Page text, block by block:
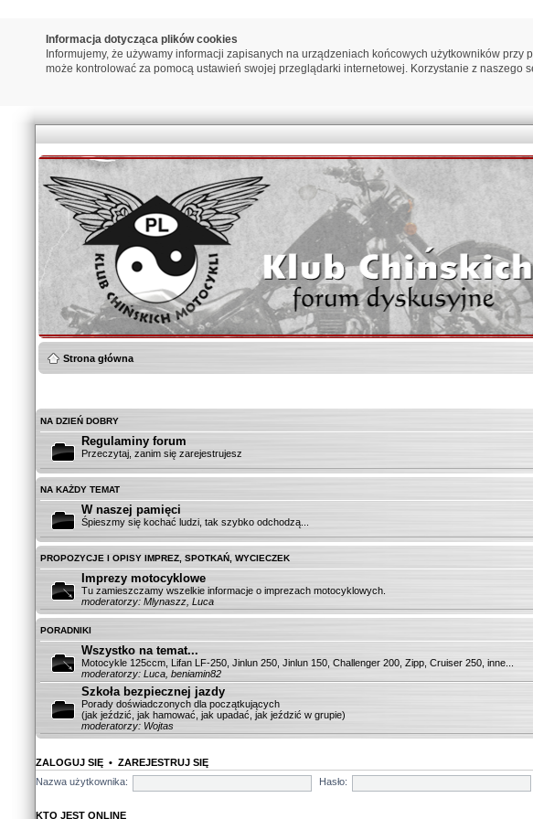
Informacja dotycząca plików cookies
Informujemy, że używamy informacji zapisanych na urządzeniach końcowych użytkowników
może kontrolować za pomocą ustawień swojej przeglądarki internetowej. Korzystanie z
Strona główna
NA DZIEŃ DOBRY
Regulaminy forum
Przeczytaj, zanim się zarejestrujesz
NA KAŻDY TEMAT
W naszej pamięci
Śpieszmy się kochać ludzi, tak szybko odchodzą...
PROPOZYCJE I OPISY IMPREZ, SPOTKAŃ, WYCIECZEK
Imprezy motocyklowe
Tu zamieszczamy wszelkie informacje o imprezach motocyklowych.
moderatorzy: Mlynaszz, Luca
PORADNIKI
Wszystko na temat...
Motocykle 125ccm, Lifan LF-250, Jinlun 250, Jinlun 150, Challenger 200, Zipp, Cruiser 250, inne...
moderatorzy: Luca, beniamin82
Szkoła bezpiecznej jazdy
Porady doświadczonych dla początkujących
(jak jeździć, jak hamować, jak upadać, jak jeździć w grupie)
moderatorzy: Wojtas
ZALOGUJ SIĘ •ZAREJESTRUJ SIĘ
Nazwa użytkownika:
Hasło:
KTO JEST ONLINE